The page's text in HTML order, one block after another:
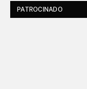
PATROCINADO